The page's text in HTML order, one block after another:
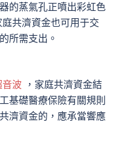
的蒸氣孔正噴出彩虹色
共濟資金也可用于交
所需支出。
波 ，家庭共濟資金結
基礎醫療保險有關規則
濟資金的，應承當響應